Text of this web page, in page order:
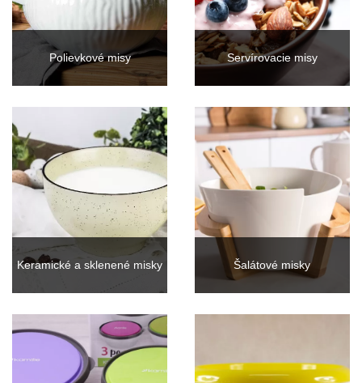
Polievkové misy Servírovacie misy
Keramické a sklenené misky Šalátové misky